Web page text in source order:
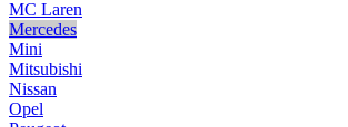
MC Laren
Mercedes
Mini
Mitsubishi
Nissan
Opel